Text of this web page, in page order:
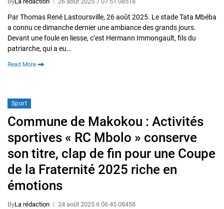
Par Thomas René Lastoursville, 26 août 2025. Le stade Tata Mbéba
a connu ce dimanche dernier une ambiance des grands jours.
Devant une foule en liesse, c’est Hermann Immongault, fils du
patriarche, qui a eu…
Read More
Sport
Commune de Makokou : Activités
sportives « RC Mbolo » conserve
son titre, clap de fin pour une Coupe
de la Fraternité 2025 riche en
émotions
ByLa rédaction 24 août 2025 6 06 45 08458